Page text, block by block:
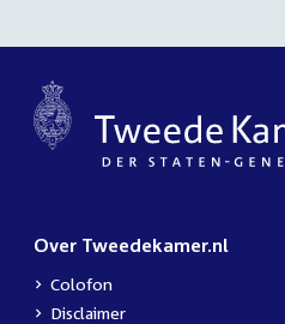
Over Tweedekamer.nl
Colofon
Disclaimer